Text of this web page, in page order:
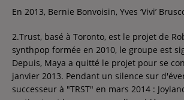
Contact
Régie Publicitaire
En 2013, Bernie Bonvoisin, Yves ‘Vivi’
2.Trust, basé à Toronto, est le projet de
synthpop formée en 2010, le groupe est
Depuis, Maya a quitté le projet pour se
janvier 2013. Pendant un silence sur
successeur à "TRST" en mars 2014 :